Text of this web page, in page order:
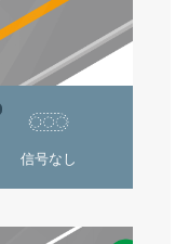
信号なし